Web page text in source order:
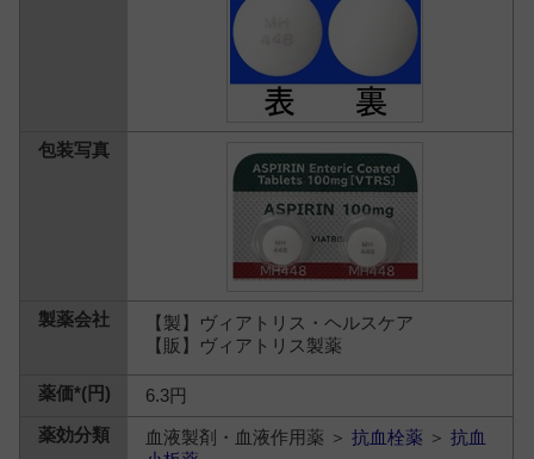
【製】ヴィアトリス・ヘルスケア
【販】ヴィアトリス製薬
6.3円
血液製剤・血液作用薬 ＞抗血栓薬 ＞抗血